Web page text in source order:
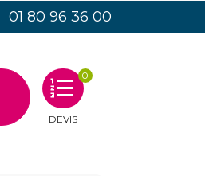
01 80 96 36 00
0
DEVIS